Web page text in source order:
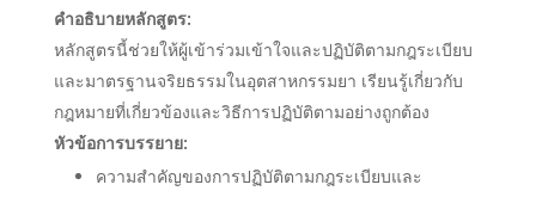
คำอธิบายหลักสูตร:
หลักสูตรนี้ช่วยให้ผู้เข้าร่วมเข้าใจและปฏิบัติตามกฎระเบียบ
และมาตรฐานจริยธรรมในอุตสาหกรรมยา เรียนรู้เกี่ยวกับ
กฎหมายที่เกี่ยวข้องและวิธีการปฏิบัติตามอย่างถูกต้อง
หัวข้อการบรรยาย:
ความสำคัญของการปฏิบัติตามกฎระเบียบและ